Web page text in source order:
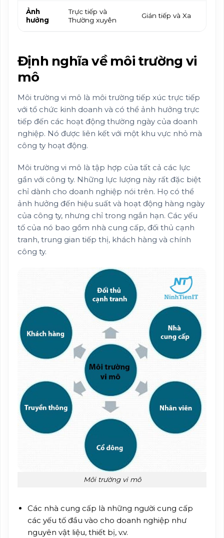
Ảnh
hưởng
Trực tiếp và
Thường xuyên
Gián tiếp và Xa
Định nghĩa về môi trường vi
mô
Môi trường vi mô là môi trường tiếp xúc trực tiếp
với tổ chức kinh doanh và có thể ảnh hưởng trực
tiếp đến các hoạt động thường ngày của doanh
nghiệp. Nó được liên kết với một khu vực nhỏ mà
công ty hoạt động.
Môi trường vi mô là tập hợp của tất cả các lực
gần với công ty. Những lực lượng này rất đặc biệt
chỉ dành cho doanh nghiệp nói trên. Họ có thể
ảnh hưởng đến hiệu suất và hoạt động hàng ngày
của công ty, nhưng chỉ trong ngắn hạn. Các yếu
tố của nó bao gồm nhà cung cấp, đối thủ cạnh
tranh, trung gian tiếp thị, khách hàng và chính
công ty.
Môi trường vi mô
Các nhà cung cấp là những người cung cấp
các yếu tố đầu vào cho doanh nghiệp như
nguyên vật liệu, thiết bị, v.v.